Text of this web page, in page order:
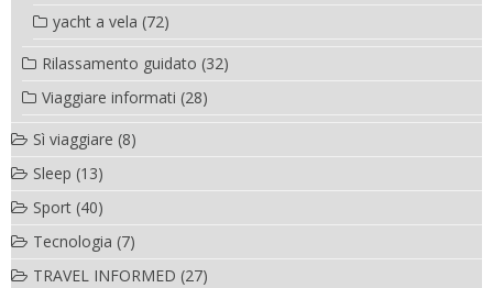
yacht a vela (72)
Rilassamento guidato (32)
Viaggiare informati (28)
Sì viaggiare (8)
Sleep (13)
Sport (40)
Tecnologia (7)
TRAVEL INFORMED (27)